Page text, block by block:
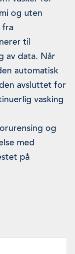
og uten
fra
til
av data. Når
automatisk
avsluttet for
vasking
og
med
på